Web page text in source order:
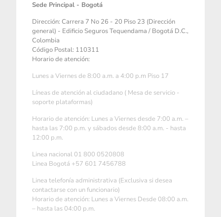
Sede Principal - Bogotá
Dirección: Carrera 7 No 26 - 20 Piso 23 (Dirección
general) - Edificio Seguros Tequendama / Bogotá D.C.,
Colombia
Código Postal: 110311
Horario de atención:
Lunes a Viernes de 8:00 a.m. a 4:00 p.m Piso 17
Líneas de atención al ciudadano ( Mesa de servicio -
soporte plataformas)
Horario de atención: Lunes a Viernes desde 7:00 a.m. –
hasta las 7:00 p.m. y sábados desde 8:00 a.m. - hasta
12:00 p.m.
Linea nacional 01 800 0520808
Linea Bogotá +57 601 7456788
Linea telefonía administrativa (Exclusiva si desea
contactarse con un funcionario)
Horario de atención: Lunes a Viernes Desde 08:00 a.m.
– hasta las 04:00 p.m.